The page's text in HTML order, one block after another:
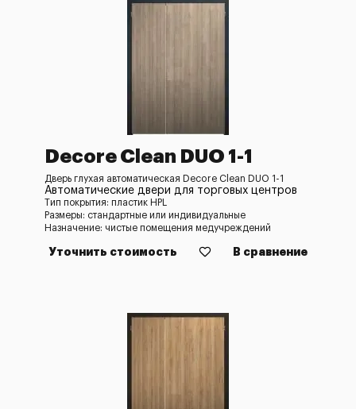
Decore Clean DUO 1-1
Дверь глухая автоматическая Decore Clean DUO 1-1
Автоматические двери для торговых центров
Тип покрытия: пластик HPL
Размеры: стандартные или индивидуальные
Назначение: чистые помещения медучреждений
Уточнить стоимость В сравнение